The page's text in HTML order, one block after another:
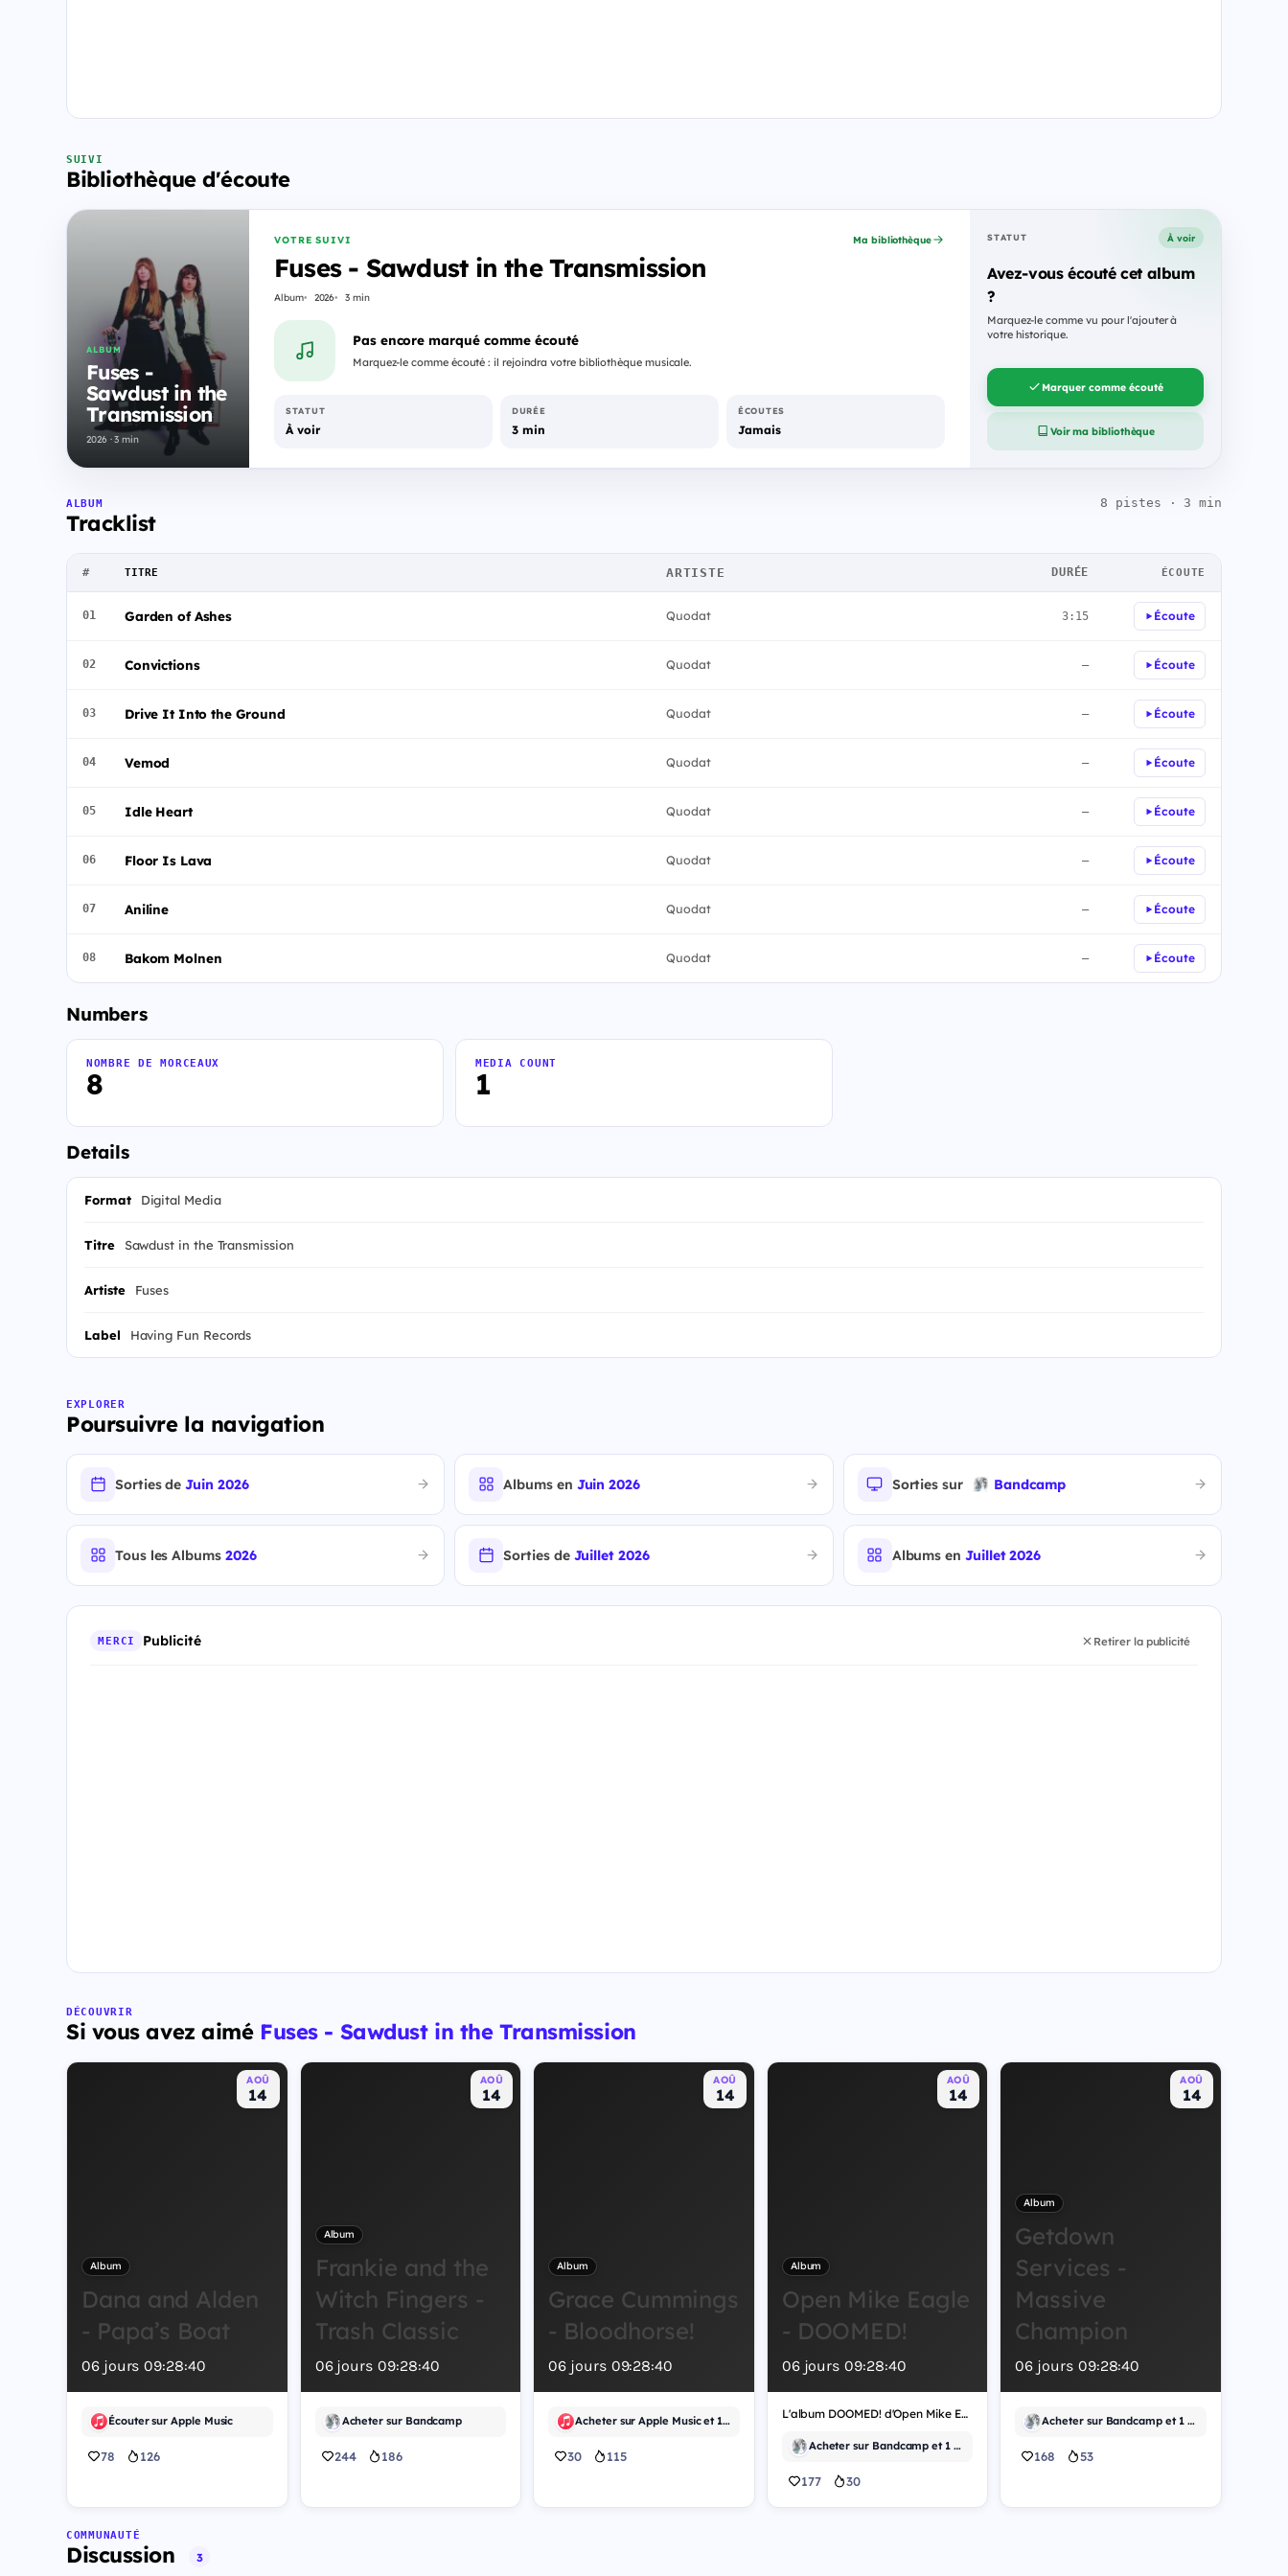
SUIVI
Bibliothèque d'écoute
ALBUM
Fuses -
Sawdust in the
Transmission
2026 · 3 min
VOTRE SUIVI
Fuses - Sawdust in the Transmission
Album 2026 3 min
Ma bibliothèque
Pas encore marqué comme écouté
Marquez-le comme écouté : il rejoindra votre bibliothèque musicale.
STATUT
À voir
DURÉE
3 min
ÉCOUTES
Jamais
STATUT À voir
Avez-vous écouté cet album
?
Marquez-le comme vu pour l'ajouter à
votre historique.
Marquer comme écouté
Voir ma bibliothèque
ALBUM
Tracklist
8 pistes · 3 min
# TITRE ARTISTE DURÉE ÉCOUTE
01 Garden of Ashes Quodat 3:15 Écoute
02 Convictions Quodat — Écoute
03 Drive It Into the Ground Quodat — Écoute
04 Vemod Quodat — Écoute
05 Idle Heart Quodat — Écoute
06 Floor Is Lava Quodat — Écoute
07 Aniline Quodat — Écoute
08 Bakom Molnen Quodat — Écoute
Numbers
8
NOMBRE DE MORCEAUX
1
MEDIA COUNT
Details
Format Digital Media
Titre Sawdust in the Transmission
Artiste Fuses
Label Having Fun Records
EXPLORER
Poursuivre la navigation
Sorties deJuin 2026 Albums en Juin 2026 Sorties sur Bandcamp
Tous les Albums 2026 Sorties de Juillet 2026 Albums en Juillet 2026
MERCI Publicité Retirer la publicité
DÉCOUVRIR
Si vous avez aimé Fuses - Sawdust in the Transmission
AOÛ
14
Album
Dana and Alden
- Papa’s Boat
06jours 09:28:39
Écouter sur Apple Music
78 126
AOÛ
14
Album
Frankie and the
Witch Fingers -
Trash Classic
06jours 09:28:39
Acheter sur Bandcamp
244 186
AOÛ
14
Album
Grace Cummings
- Bloodhorse!
06 jours 09:28:39
Acheter sur Apple Music et 1 autre
30 115
AOÛ
14
Album
Open Mike Eagle
- DOOMED!
06jours 09:28:39
L'album DOOMED! d'Open Mike Eagle sort le 14 août 2026 en version mondiale. Le projet sera accessible via Bandcamp à l'achat et en écoute sur Tidal, offrant aux auditeurs plusieurs points d'accès à cette nouvelle création musicale. Cette sortie intervient dans un contexte où les artistes indépendants diversifient leurs canaux de distribution. Bandcamp demeure une plateforme privilégiée pour les musiciens souhaitant conserver une relation directe avec leur audience, tandis que Tidal propose un accès en streaming pour les abonnés. La disponibilité mondiale du titre signale une ambition de diffusion large, sans restriction géographique. Le choix de ces deux plateformes reflète une stratégie de distribution hybride : vente directe d'un côté, accès par abonnement de l'autre. Cette approche permet de toucher à la fois les collectionneurs et les auditeurs occasionnels. L'absence de restriction territoriale facilite l'accès pour les fans dans tous les pays. Les détails techniques de l'album, son format (numérique ou physique), sa durée totale et la composition de la tracklist ne sont pas encore précisés à ce stade. Les auditeurs intéressés peuvent d'ores et déjà marquer la date du 14 août 2026 pour cette nouvelle sortie.
Acheter sur Bandcamp et 1 autre
177 30
AOÛ
14
Album
Getdown
Services -
Massive
Champion
06 jours 09:28:39
Acheter sur Bandcamp et 1 autre
168 53
COMMUNAUTÉ
Discussion 3